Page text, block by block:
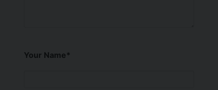
Your Name*